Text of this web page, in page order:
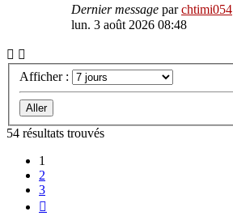
Dernier message parchtimi054
lun. 3 août 2026 08:48
Afficher :
54 résultats trouvés
1
2
3